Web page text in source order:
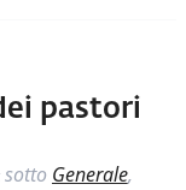
pastori
sotto Generale,